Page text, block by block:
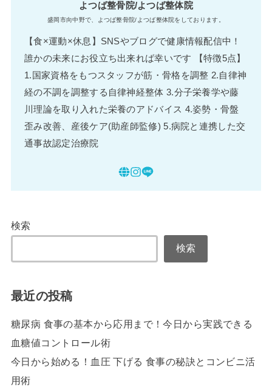
よつば整骨院/よつば整体院
盛岡市向中野で、よつば整骨院/よつば整体院をしております。
【食×運動×休息】SNSやブログで健康情報配信中！
誰かの未来にお役立ち出来れば幸いです 【特徴5点】
1.国家資格をもつスタッフが筋・骨格を調整 2.自律神
経の不調を調整する自律神経整体 3.分子栄養学や藤
川理論を取り入れた栄養のアドバイス 4.姿勢・骨盤
歪み改善、産後ケア(助産師監修) 5.病院と連携した交
通事故認定治療院
検索
検索
最近の投稿
糖尿病 食事の基本から応用まで！今日から実践できる
血糖値コントロール術
今日から始める！血圧 下げる 食事の秘訣とコンビニ活
用術